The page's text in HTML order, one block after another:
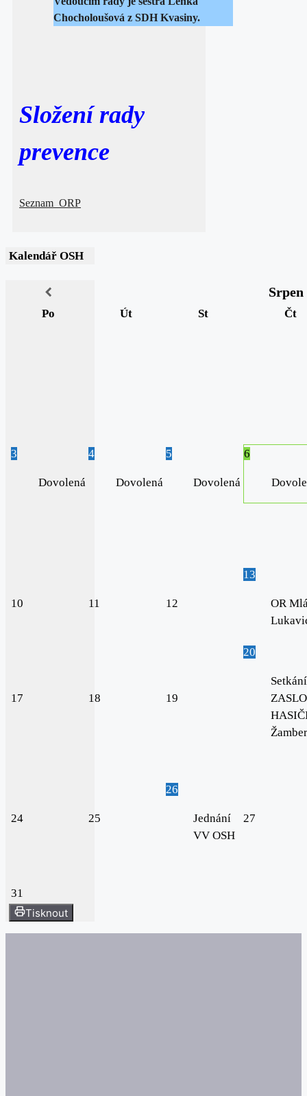
Chocholoušová z SDH Kvasiny.
Složení rady
prevence
Seznam_ORP
Kalendář OSH
Srpen
Po Út St Čt
3
Dovolená
4
Dovolená
5
Dovolená
6
10 11 12
13
OR
17 18 19
20
Setkání
24 25
26
Jednání
VV OSH
27
31
Tisknout